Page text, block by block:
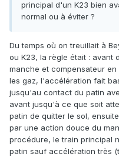
principal d'un K23 bien
normal ou à éviter ?
Du temps où on treuillait à
ou K23, la règle était : avant
manche et compensateur
les gaz, l'accélération fait
jusqu'au contact du patin
avant jusqu'à ce que soit
patin de quitter le sol,
par une action douce du
procédure, le train principal
patin sauf accélération très